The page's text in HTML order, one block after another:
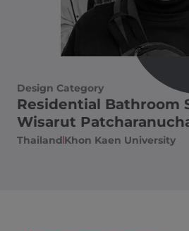
Design Category
Residential Bathroom
Wisarut
Thailand Khon Kaen University